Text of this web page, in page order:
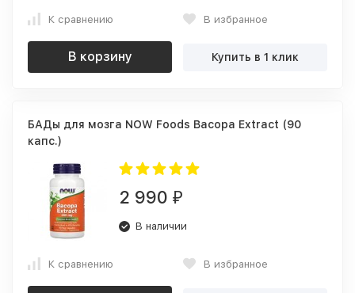
К сравнению В избранное
В корзину Купить в 1 клик
БАДы для мозга NOW Foods Bacopa Extract (90
капс.)
2 990 ₽
В наличии
К сравнению В избранное